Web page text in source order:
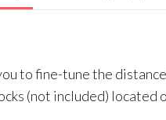
to fine-tune the
(not included) located